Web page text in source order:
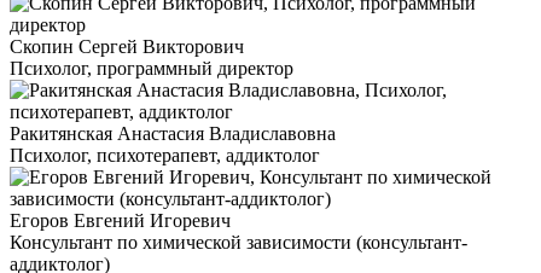
Скопин Сергей Викторович
Психолог, программный директор
Ракитянская Анастасия Владиславовна
Психолог, психотерапевт, аддиктолог
Егоров Евгений Игоревич
Консультант по химической зависимости (консультант-
аддиктолог)